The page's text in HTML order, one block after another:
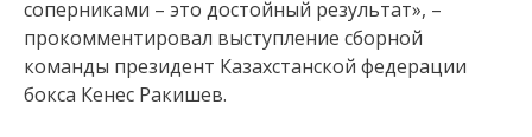
соперниками – это достойный результат», –
прокомментировал выступление сборной
команды президент Казахстанской федерации
бокса Кенес Ракишев.